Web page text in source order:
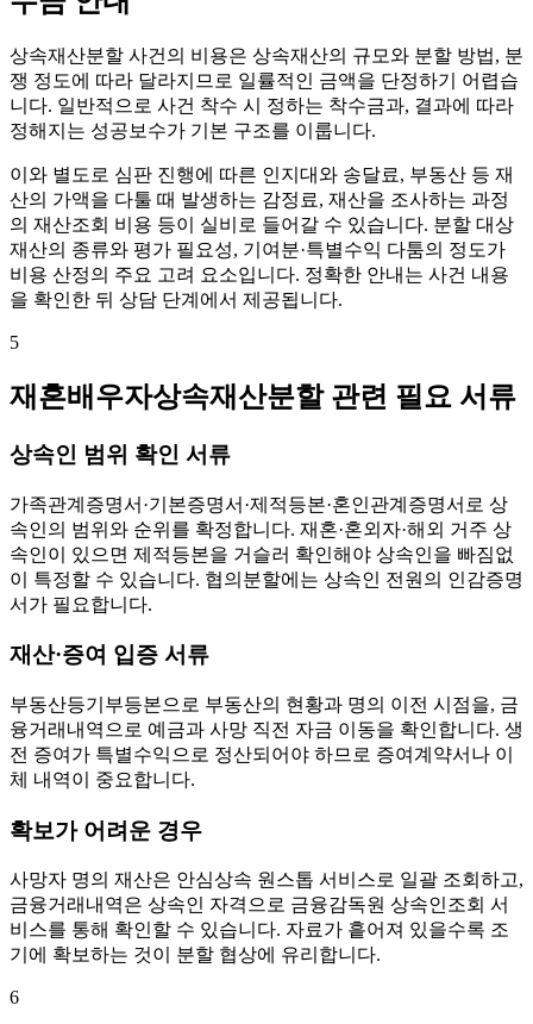
상속재산분할 사건의 비용은 상속재산의 규모와 분할 방법, 분
쟁 정도에 따라 달라지므로 일률적인 금액을 단정하기 어렵습
니다. 일반적으로 사건 착수 시 정하는 착수금과, 결과에 따라
정해지는 성공보수가 기본 구조를 이룹니다.
이와 별도로 심판 진행에 따른 인지대와 송달료, 부동산 등 재
산의 가액을 다툴 때 발생하는 감정료, 재산을 조사하는 과정
의 재산조회 비용 등이 실비로 들어갈 수 있습니다. 분할 대상
재산의 종류와 평가 필요성, 기여분·특별수익 다툼의 정도가
비용 산정의 주요 고려 요소입니다. 정확한 안내는 사건 내용
을 확인한 뒤 상담 단계에서 제공됩니다.
5
재혼배우자상속재산분할 관련 필요 서류
상속인 범위 확인 서류
가족관계증명서·기본증명서·제적등본·혼인관계증명서로 상
속인의 범위와 순위를 확정합니다. 재혼·혼외자·해외 거주 상
속인이 있으면 제적등본을 거슬러 확인해야 상속인을 빠짐없
이 특정할 수 있습니다. 협의분할에는 상속인 전원의 인감증명
서가 필요합니다.
재산·증여 입증 서류
부동산등기부등본으로 부동산의 현황과 명의 이전 시점을, 금
융거래내역으로 예금과 사망 직전 자금 이동을 확인합니다. 생
전 증여가 특별수익으로 정산되어야 하므로 증여계약서나 이
체 내역이 중요합니다.
확보가 어려운 경우
사망자 명의 재산은 안심상속 원스톱 서비스로 일괄 조회하고,
금융거래내역은 상속인 자격으로 금융감독원 상속인조회 서
비스를 통해 확인할 수 있습니다. 자료가 흩어져 있을수록 조
기에 확보하는 것이 분할 협상에 유리합니다.
6